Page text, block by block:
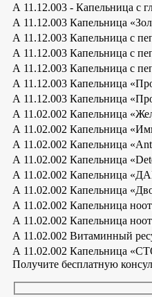
А 11.12.003 - Капельница с
А 11.12.003 Капельница
А 11.12.003 Капельница с
А 11.12.003 Капельница с
А 11.12.003 Капельница с
А 11.12.003 Капельница
А 11.12.003 Капельница
А 11.02.002 Капельница
А 11.02.002 Капельница
А 11.02.002 Капельница
А 11.02.002 Капельница
А 11.02.002 Капельница
А 11.02.002 Капельница
А 11.02.002 Капельница
А 11.02.002 Капельница
А 11.02.002 Витаминный
А 11.02.002 Капельница
Получите бесплатную